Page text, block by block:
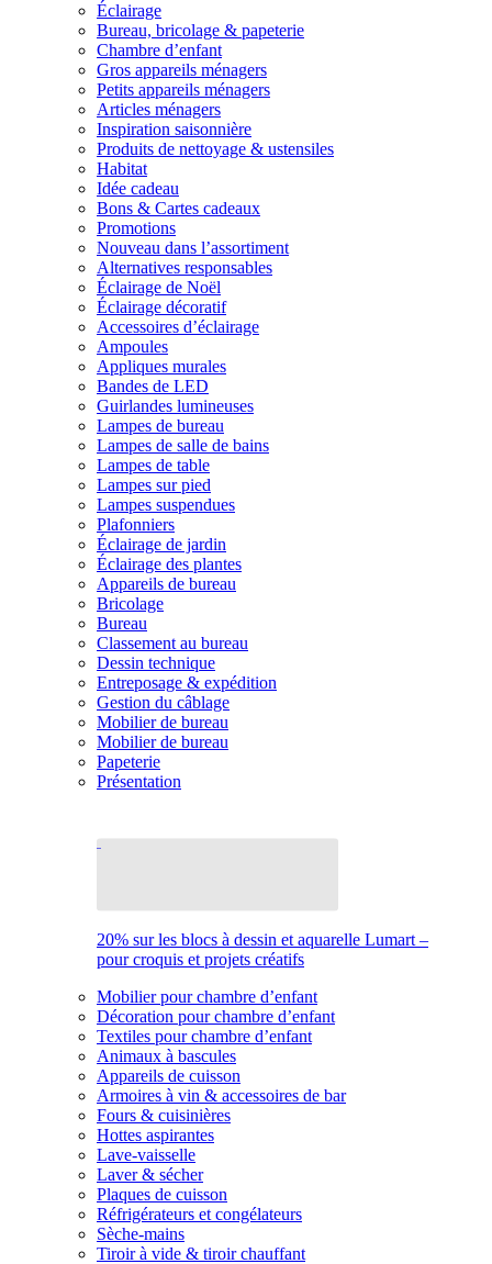
Éclairage
Bureau, bricolage & papeterie
Chambre d’enfant
Gros appareils ménagers
Petits appareils ménagers
Articles ménagers
Inspiration saisonnière
Produits de nettoyage & ustensiles
Habitat
Idée cadeau
Bons & Cartes cadeaux
Promotions
Nouveau dans l’assortiment
Alternatives responsables
Éclairage de Noël
Éclairage décoratif
Accessoires d’éclairage
Ampoules
Appliques murales
Bandes de LED
Guirlandes lumineuses
Lampes de bureau
Lampes de salle de bains
Lampes de table
Lampes sur pied
Lampes suspendues
Plafonniers
Éclairage de jardin
Éclairage des plantes
Appareils de bureau
Bricolage
Bureau
Classement au bureau
Dessin technique
Entreposage & expédition
Gestion du câblage
Mobilier de bureau
Mobilier de bureau
Papeterie
Présentation
20% sur les blocs à dessin et aquarelle Lumart –
pour croquis et projets créatifs
Mobilier pour chambre d’enfant
Décoration pour chambre d’enfant
Textiles pour chambre d’enfant
Animaux à bascules
Appareils de cuisson
Armoires à vin & accessoires de bar
Fours & cuisinières
Hottes aspirantes
Lave-vaisselle
Laver & sécher
Plaques de cuisson
Réfrigérateurs et congélateurs
Sèche-mains
Tiroir à vide & tiroir chauffant